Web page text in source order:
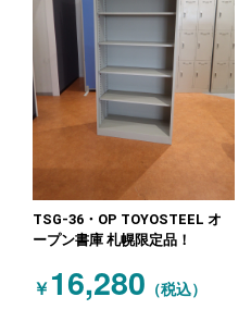
TSG-36・OP TOYOSTEEL オ
ープン書庫 札幌限定品！
￥ 16,280 （税込）